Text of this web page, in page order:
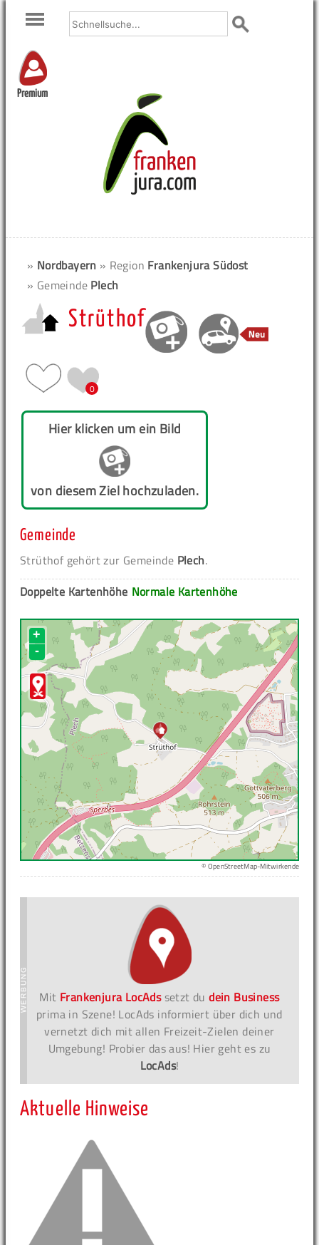
Premium
» Nordbayern » Region Frankenjura Südost
» Gemeinde Plech
Strüthof
0
Hier klicken um ein Bild
von diesem Ziel hochzuladen.
Gemeinde
Strüthof gehört zur Gemeinde Plech.
Normale Kartenhöhe
Doppelte Kartenhöhe
+
-
© OpenStreetMap-Mitwirkende
Mit Frankenjura LocAdssetzt dudein Business
prima in Szene! LocAds informiert über dich und
vernetzt dich mit allen Freizeit-Zielen deiner
Umgebung! Probier das aus! Hier geht es zu
LocAds!
Aktuelle Hinweise